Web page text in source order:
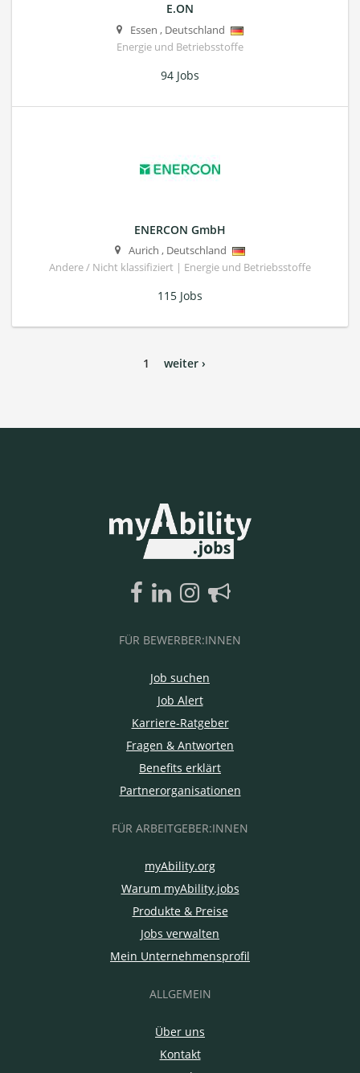
E.ON
Essen , Deutschland
Energie und Betriebsstoffe
94 Jobs
ENERCON GmbH
Aurich , Deutschland
Andere / Nicht klassifiziert | Energie und Betriebsstoffe
115 Jobs
1 weiter ›
FÜR BEWERBER:INNEN
Job suchen
Job Alert
Karriere-Ratgeber
Fragen & Antworten
Benefits erklärt
Partnerorganisationen
FÜR ARBEITGEBER:INNEN
myAbility.org
Warum myAbility.jobs
Produkte & Preise
Jobs verwalten
Mein Unternehmensprofil
ALLGEMEIN
Über uns
Kontakt